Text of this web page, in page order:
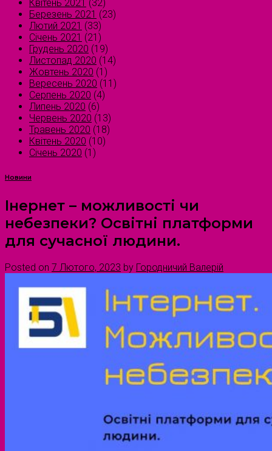
Квітень 2021 (32)
Березень 2021 (23)
Лютий 2021 (33)
Січень 2021 (21)
Грудень 2020 (19)
Листопад 2020 (14)
Жовтень 2020 (1)
Вересень 2020 (11)
Серпень 2020 (4)
Липень 2020 (6)
Червень 2020 (13)
Травень 2020 (18)
Квітень 2020 (10)
Січень 2020 (1)
Новини
Інернет – можливості чи
небезпеки? Освітні платформи
для сучасної людини.
Posted on 7 Лютого, 2023 by Городничий Валерій